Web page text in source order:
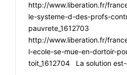
http://www.liberation.fr/
le-systeme-d-des-profs-
pauvrete_1612703
http://www.liberation.fr/
l-ecole-se-mue-en-dortoir-
toit_1612704 La solution